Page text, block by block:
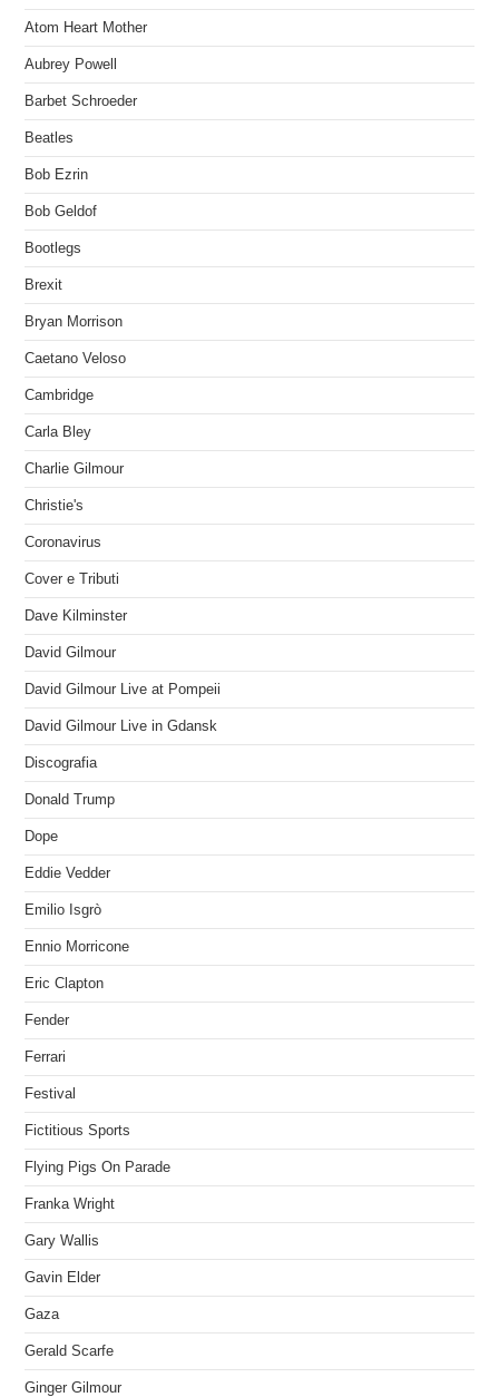
Atom Heart Mother
Aubrey Powell
Barbet Schroeder
Beatles
Bob Ezrin
Bob Geldof
Bootlegs
Brexit
Bryan Morrison
Caetano Veloso
Cambridge
Carla Bley
Charlie Gilmour
Christie's
Coronavirus
Cover e Tributi
Dave Kilminster
David Gilmour
David Gilmour Live at Pompeii
David Gilmour Live in Gdansk
Discografia
Donald Trump
Dope
Eddie Vedder
Emilio Isgrò
Ennio Morricone
Eric Clapton
Fender
Ferrari
Festival
Fictitious Sports
Flying Pigs On Parade
Franka Wright
Gary Wallis
Gavin Elder
Gaza
Gerald Scarfe
Ginger Gilmour